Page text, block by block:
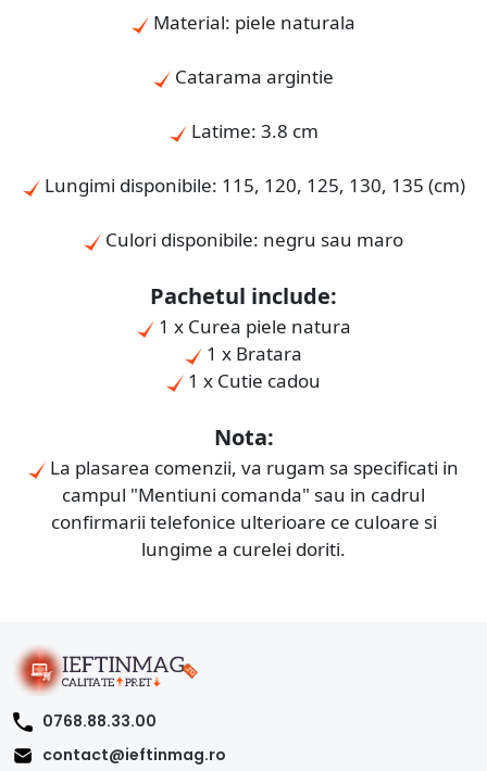
Material: piele naturala
Catarama argintie
Latime: 3.8 cm
Lungimi disponibile: 115, 120, 125, 130, 135 (cm)
Culori disponibile: negru sau maro
Pachetul include:
1 x Curea piele natura
1 x Bratara
1 x Cutie cadou
Nota:
La plasarea comenzii, va rugam sa specificati in
campul "Mentiuni comanda" sau in cadrul
confirmarii telefonice ulterioare ce culoare si
lungime a curelei doriti.
0768.88.33.00
contact@ieftinmag.ro